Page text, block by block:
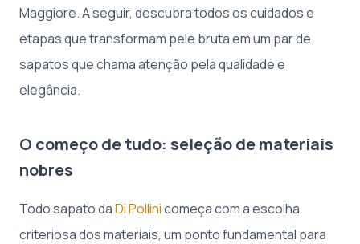
Maggiore. A seguir, descubra todos os cuidados e
etapas que transformam pele bruta em um par de
sapatos que chama atenção pela qualidade e
elegância.
O começo de tudo: seleção de materiais
nobres
Todo sapato daDi Pollinicomeça com a escolha
criteriosa dos materiais, um ponto fundamental para